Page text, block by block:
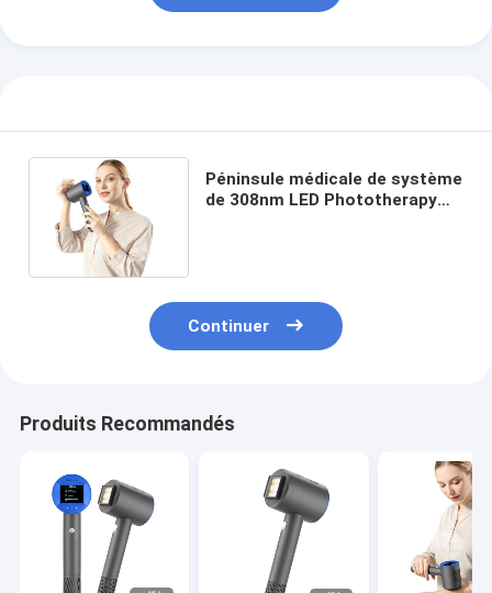
Péninsule médicale de système
de 308nm LED Phototherapy
Continuer
Produits Recommandés